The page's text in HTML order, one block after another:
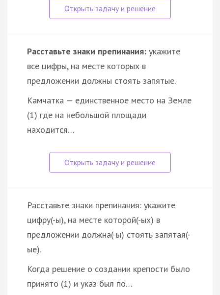
Расставьте знаки препинания: укажите
все цифры, на месте которых в
предложении должны стоять запятые.
Камчатка — единственное место на Земле
(1) где на небольшой площади
находится…
Расставьте знаки препинания: укажите
цифру(-ы), на месте которой(-ых) в
предложении должна(-ы) стоять запятая(-
ые).
Когда решение о создании крепости было
принято (1) и указ был по…